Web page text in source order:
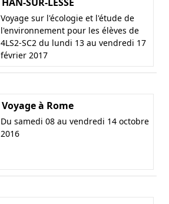
Voyage sur l'écologie et l'étude de
l'environnement pour les élèves de
4LS2-SC2 du lundi 13 au vendredi 17
février 2017
Voyage à Rome
Du samedi 08 au vendredi 14 octobre
2016